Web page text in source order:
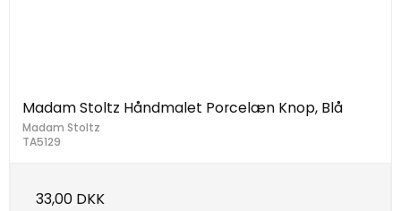
Madam Stoltz Håndmalet Porcelæn Knop, Blå
Madam Stoltz
TA5129
33,00 DKK